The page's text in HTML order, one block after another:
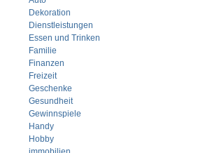
Dekoration
Dienstleistungen
Essen und Trinken
Familie
Finanzen
Freizeit
Geschenke
Gesundheit
Gewinnspiele
Handy
Hobby